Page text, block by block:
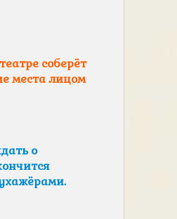
соберёт
места лицом
о